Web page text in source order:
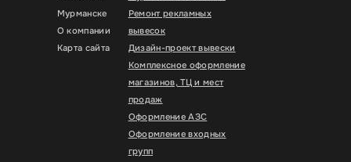
Мурманске
О компании
Карта сайта
Ремонт рекламных
вывесок
Дизайн-проект вывески
Комплексное оформление
магазинов, ТЦ и мест
продаж
Оформление АЗС
Оформление входных
групп